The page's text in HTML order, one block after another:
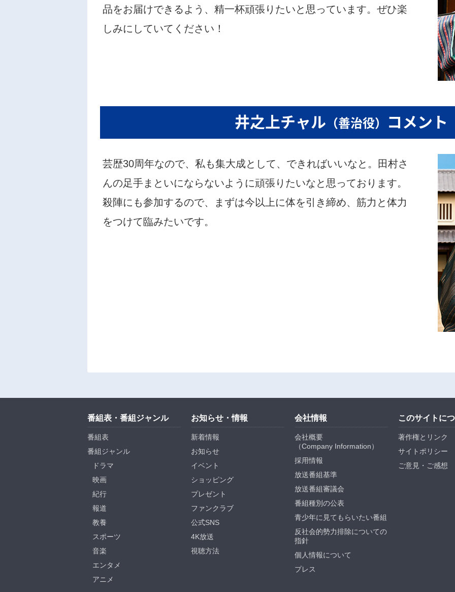
品をお届けできるよう、精一杯頑張りたいと思っています。ぜひ楽
しみにしていてください！
井之上チャル （善治役） コメント
芸歴30周年なので、私も集大成として、できればいいなと。田村さ
んの足手まといにならないように頑張りたいなと思っております。
殺陣にも参加するので、まずは今以上に体を引き締め、筋力と体力
をつけて臨みたいです。
番組表・番組ジャンル
番組表
番組ジャンル
ドラマ
映画
紀行
報道
教養
スポーツ
音楽
エンタメ
アニメ
お知らせ・情報
新着情報
お知らせ
イベント
ショッピング
プレゼント
ファンクラブ
公式SNS
4K放送
視聴方法
会社情報
会社概要
（Company Information）
採用情報
放送番組基準
放送番組審議会
番組種別の公表
青少年に見てもらいたい番組
反社会的勢力排除についての
指針
個人情報について
プレス
このサイトに
著作権とリンク
サイトポリシー
ご意見・ご感想